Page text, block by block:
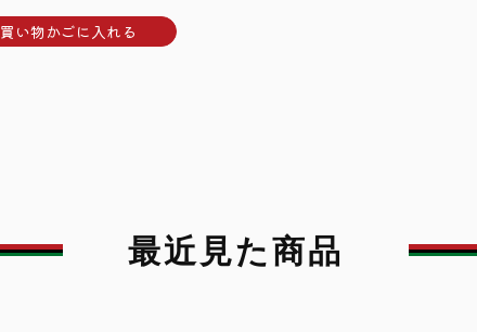
買い物かごに入れる
最近見た商品